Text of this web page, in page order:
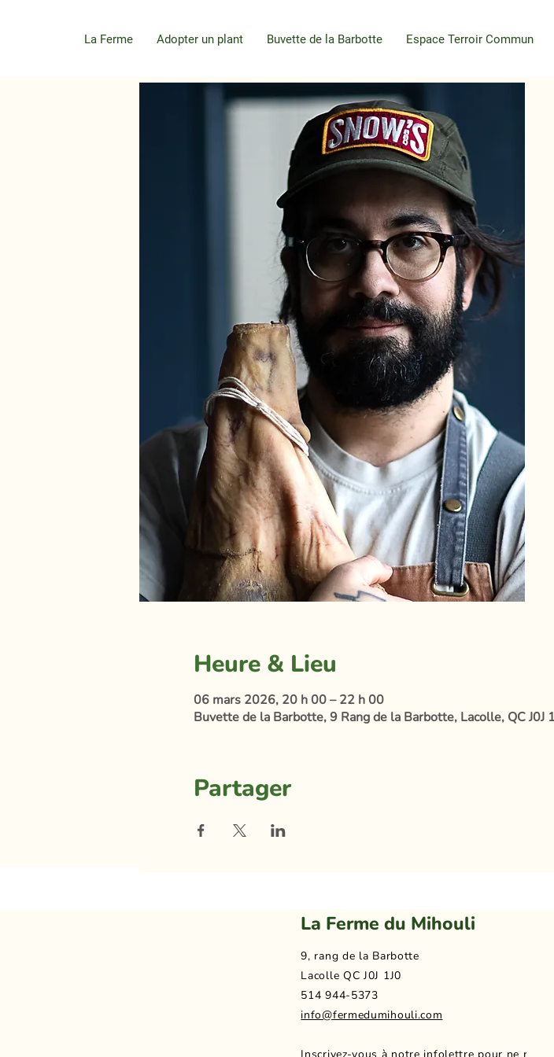
La Ferme Adopter un plant Buvette de la Barbotte Espace Terroir Commun
Heure & Lieu
06 mars 2026, 20 h 00 – 22 h 00
Buvette de la Barbotte, 9 Rang de la Barbotte, Lacolle, QC J0J
Partager
La Ferme du Mihouli
9, rang de la Barbotte
Lacolle QC J0J 1J0
514 944-5373
info@fermedumihouli.com